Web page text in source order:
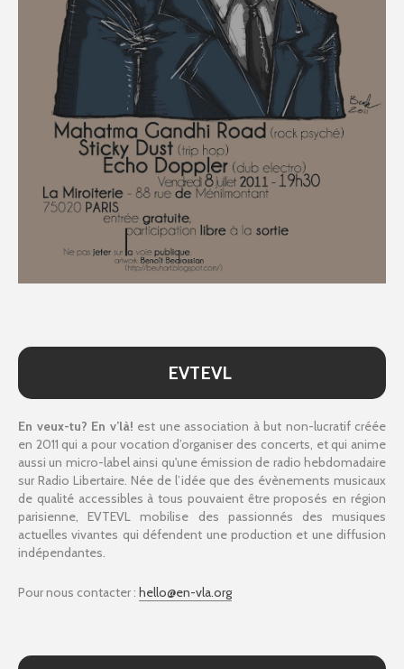
EVTEVL
En veux-tu? En v’là! est une association à but non-lucratif créée
en 2011 qui a pour vocation d’organiser des concerts, et qui anime
aussi un micro-label ainsi qu'une émission de radio hebdomadaire
sur Radio Libertaire. Née de l’idée que des évènements musicaux
de qualité accessibles à tous pouvaient être proposés en région
parisienne, EVTEVL mobilise des passionnés des musiques
actuelles vivantes qui défendent une production et une diffusion
indépendantes.
Pour nous contacter : hello@en-vla.org